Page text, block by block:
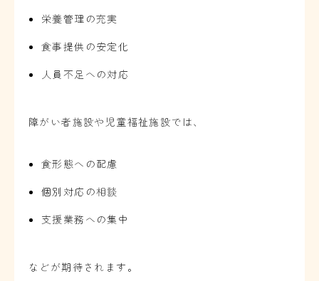
栄養管理の充実
食事提供の安定化
人員不足への対応
障がい者施設や児童福祉施設では、
食形態への配慮
個別対応の相談
支援業務への集中
などが期待されます。